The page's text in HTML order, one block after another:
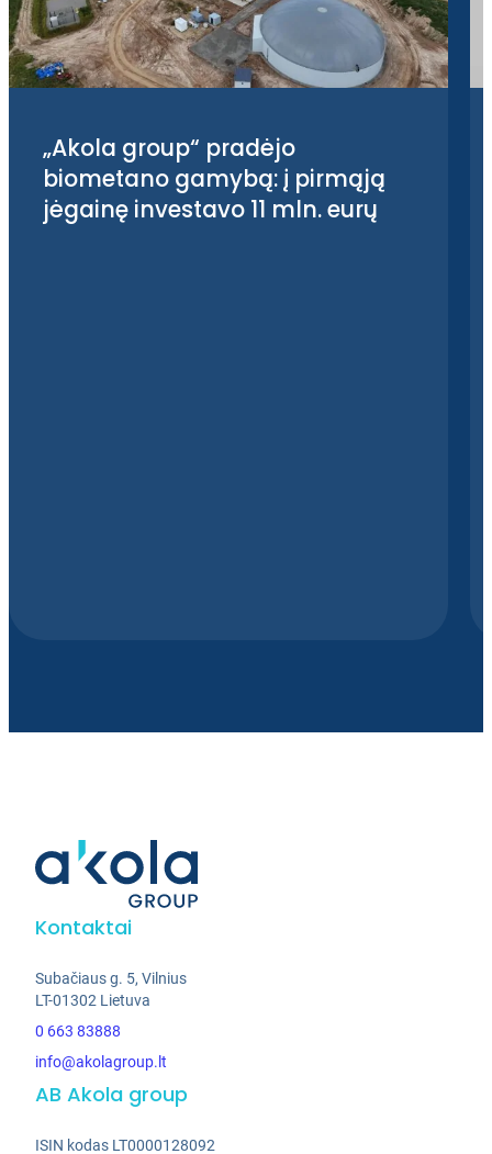
„Akola group“ pradėjo
biometano gamybą: į pirmąją
jėgainę investavo 11 mln. eurų
Kontaktai
Subačiaus g. 5, Vilnius
LT-01302 Lietuva
0 663 83888
info@akolagroup.lt
AB Akola group
ISIN kodas LT0000128092